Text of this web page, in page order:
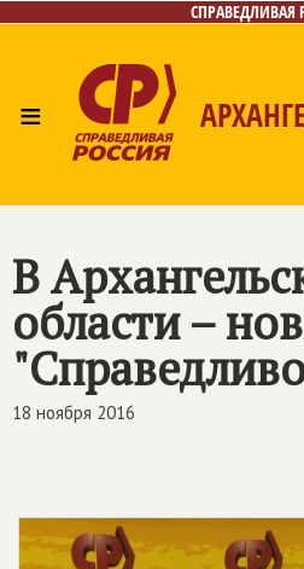
СПРАВЕДЛИВАЯ
≡
В
области –
18 ноября 2016